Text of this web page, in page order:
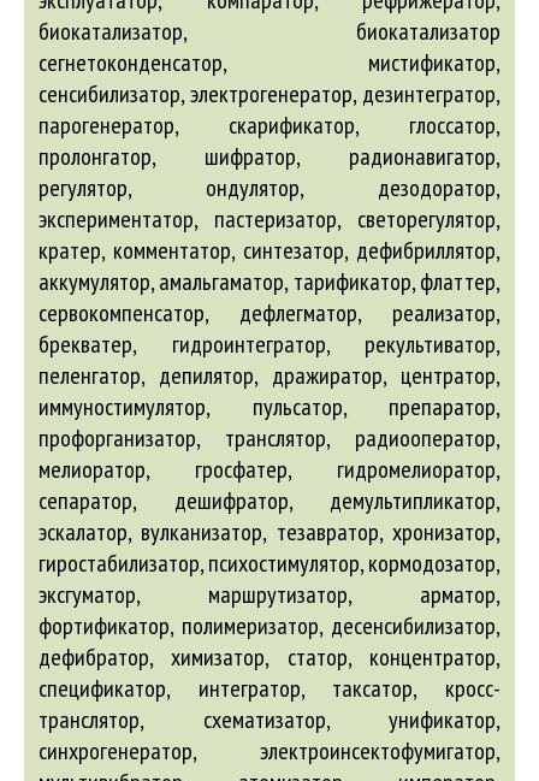
биокатализатор, биокатализатор
сегнетоконденсатор, мистификатор,
сенсибилизатор, электрогенератор, дезинтегратор,
парогенератор, скарификатор, глоссатор,
пролонгатор, шифратор, радионавигатор,
регулятор, ондулятор, дезодоратор,
экспериментатор, пастеризатор, светорегулятор,
кратер, комментатор, синтезатор, дефибриллятор,
аккумулятор, амальгаматор, тарификатор, флаттер,
сервокомпенсатор, дефлегматор, реализатор,
брекватер, гидроинтегратор, рекультиватор,
пеленгатор, депилятор, дражиратор, центратор,
иммуностимулятор, пульсатор, препаратор,
профорганизатор, транслятор, радиооператор,
мелиоратор, гросфатер, гидромелиоратор,
сепаратор, дешифратор, демультипликатор,
эскалатор, вулканизатор, тезавратор, хронизатор,
гиростабилизатор, психостимулятор, кормодозатор,
эксгуматор, маршрутизатор, арматор,
фортификатор, полимеризатор, десенсибилизатор,
дефибратор, химизатор, статор, концентратор,
спецификатор, интегратор, таксатор, кросс-
транслятор, схематизатор, унификатор,
синхрогенератор, электроинсектофумигатор,